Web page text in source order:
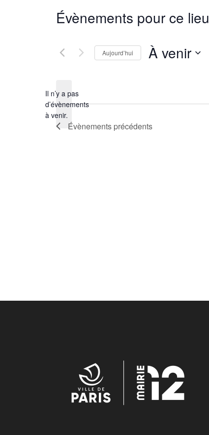
Évènements pour ce lieu
Notice
Il n’y a pas
d’évènements
à venir.
Aujourd’hui À venir
Évènements précédents